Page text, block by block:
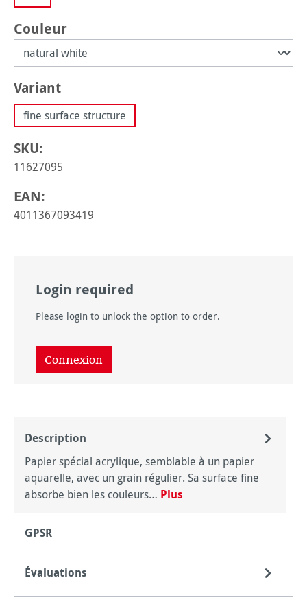
Sélectionnez
Couleur
Sélectionnez
Variant
fine surface structure
SKU:
11627095
EAN:
4011367093419
Login required
Please login to unlock the option to order.
Connexion
Description
Papier spécial acrylique, semblable à un papier
aquarelle, avec un grain régulier. Sa surface fine
absorbe bien les couleurs… Plus
GPSR
Évaluations